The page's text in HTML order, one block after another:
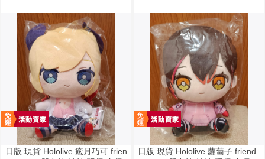
日版 現貨 Hololive 癒月巧可 frien
日版 現貨 Hololive 蘿蔔子 friend